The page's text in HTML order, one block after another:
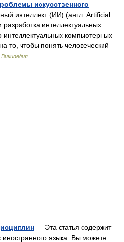
искусственного
интеллект (ИИ) (англ. Artificial
интеллектуальных
компьютерных
то, чтобы понять человеческий
Википедия
— Эта статья содержит
языка. Вы можете